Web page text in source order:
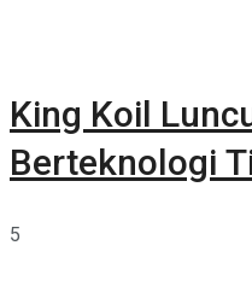
King Koil
Berteknologi
5